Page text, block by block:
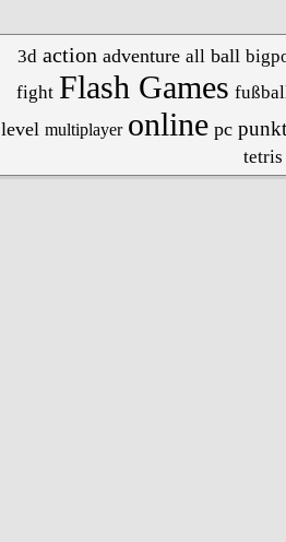
3d action adventure all ball
fight Flash Games
level multiplayer online pc
tetris